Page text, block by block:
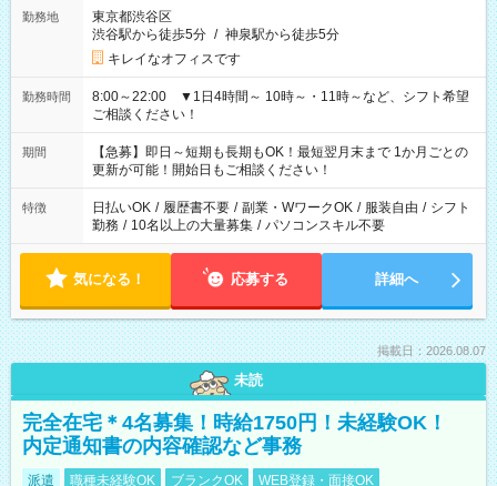
勤務地
東京都渋谷区
渋谷駅から徒歩5分 / 神泉駅から徒歩5分
キレイなオフィスです
勤務時間
8:00～22:00 ▼1日4時間～ 10時～・11時～など、シフト希望
ご相談ください！
期間
【急募】即日～短期も長期もOK！最短翌月末まで 1か月ごとの
更新が可能！開始日もご相談ください！
特徴 日払いOK / 履歴書不要 / 副業・WワークOK / 服装自由 / シフト
勤務 / 10名以上の大量募集 / パソコンスキル不要
気になる！ 応募する 詳細へ
掲載日：2026.08.07
未読
完全在宅＊4名募集！時給1750円！未経験OK！
内定通知書の内容確認など事務
派遣 職種未経験OK ブランクOK WEB登録・面接OK